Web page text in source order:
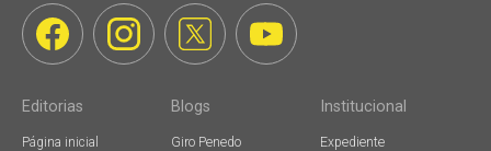
Editorias
Página inicial
Blogs
Giro Penedo
Institucional
Expediente